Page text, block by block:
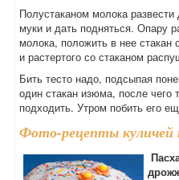
Полустаканом молока
муки и дать подняться. Опару
молока, положить в нее стакан
и растертого со стаканом
Бить тесто надо, подсыпая
один стакан изюма, после чего
подходить. Утром побить его
Фото-рецепты куличей